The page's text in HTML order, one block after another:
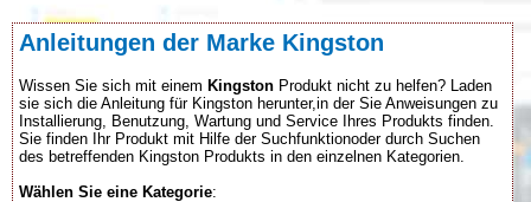
Anleitungen der Marke Kingston
Wissen Sie sich mit einem Kingston Produkt nicht zu helfen? Laden
sie sich die Anleitung für Kingston herunter,in der Sie Anweisungen zu
Installierung, Benutzung, Wartung und Service Ihres Produkts finden.
Sie finden Ihr Produkt mit Hilfe der Suchfunktionoder durch Suchen
des betreffenden Kingston Produkts in den einzelnen Kategorien.
Wählen Sie eine Kategorie: